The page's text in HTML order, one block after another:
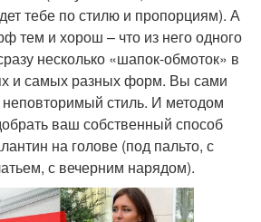
тебе по стилю и пропорциям). А
тем и хорош – что из него одного
несколько «шапок-обмоток» в
и самых разных форм. Вы сами
стиль. И методом
ваш собственный способ
на голове (под пальто, с
с вечерним нарядом).